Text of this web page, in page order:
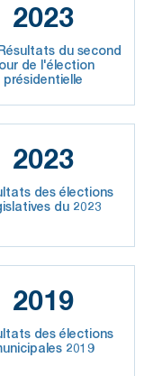
2023
du second
de l'élection
présidentielle
2023
des élections
du 2023
2019
des élections
2019